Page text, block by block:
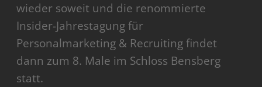
wieder soweit und die renommierte
Insider-Jahrestagung für
Personalmarketing & Recruiting findet
dann zum 8. Male im Schloss Bensberg
statt.